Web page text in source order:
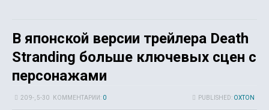
В японской версии трейлера Death
Stranding больше ключевых сцен с
персонажами
PUBLISHED: OXTON
20 9-, 5-30 КОММЕНТАРИИ: 0